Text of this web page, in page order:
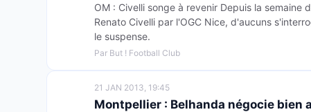
OM : Civelli songe à revenir Depuis la
Renato Civelli par l'OGC Nice, d'aucuns
le suspense.
Par But ! Football Club
21 JAN 2013, 19:45
Montpellier : Belhanda négocie bien